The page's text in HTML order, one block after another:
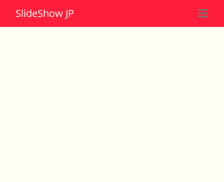
SlideShow JP ☰